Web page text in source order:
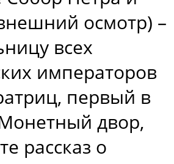
осмотр) –
всех
императоров
первый в
двор,
рассказ о